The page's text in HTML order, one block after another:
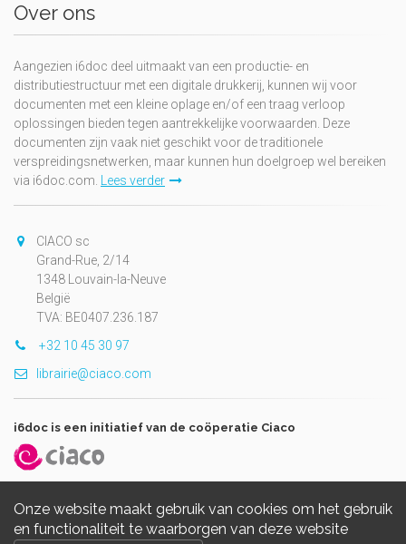
Onze website maakt gebruik van cookies om het gebruik
en functionaliteit te waarborgen van deze website
Over ons
Aangezien i6doc deel uitmaakt van een productie- en
distributiestructuur met een digitale drukkerij, kunnen wij voor
documenten met een kleine oplage en/of een traag verloop
oplossingen bieden tegen aantrekkelijke voorwaarden. Deze
documenten zijn vaak niet geschikt voor de traditionele
verspreidingsnetwerken, maar kunnen hun doelgroep wel bereiken
via i6doc.com. Lees verder
CIACO sc
Grand-Rue, 2/14
1348 Louvain-la-Neuve
België
TVA: BE0407.236.187
+32 10 45 30 97
librairie@ciaco.com
i6doc is een initiatief van de coöperatie Ciaco